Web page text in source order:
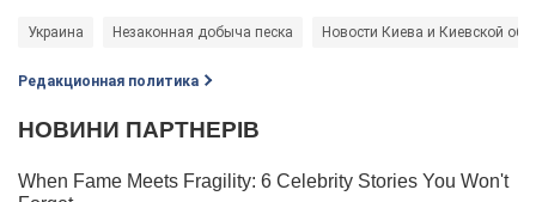
Украина Незаконная добыча песка Новости Киева и Киевской
Редакционная политика